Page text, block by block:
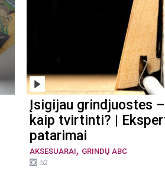
Įsigijau grindjuostes –
kaip tvirtinti? |
patarimai
AKSESUARAI, GRINDŲ ABC
52